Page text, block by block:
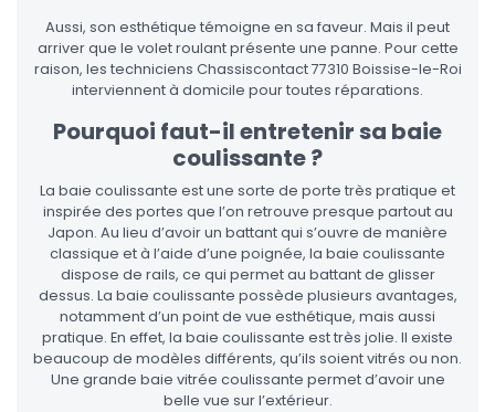
Aussi, son esthétique témoigne en sa faveur. Mais il peut
arriver que le volet roulant présente une panne. Pour cette
raison, les techniciens Chassiscontact 77310 Boissise-le-Roi
interviennent à domicile pour toutes réparations.
Pourquoi faut-il entretenir sa baie
coulissante ?
La baie coulissante est une sorte de porte très pratique et
inspirée des portes que l’on retrouve presque partout au
Japon. Au lieu d’avoir un battant qui s’ouvre de manière
classique et à l’aide d’une poignée, la baie coulissante
dispose de rails, ce qui permet au battant de glisser
dessus. La baie coulissante possède plusieurs avantages,
notamment d’un point de vue esthétique, mais aussi
pratique. En effet, la baie coulissante est très jolie. Il existe
beaucoup de modèles différents, qu’ils soient vitrés ou non.
Une grande baie vitrée coulissante permet d’avoir une
belle vue sur l’extérieur.